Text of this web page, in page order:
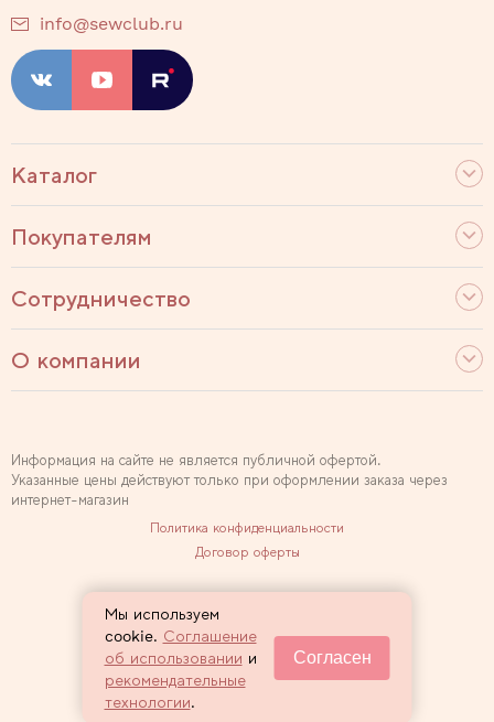
Каталог
Покупателям
Сотрудничество
О компании
info@sewclub.ru
2007 — 2026 Sewclub
Информация на сайте не является публичной офертой.
Указанные цены действуют только при оформлении заказа через
интернет-магазин
Политика конфиденциальности
Договор оферты
Мы используем
cookie. Соглашение
об использовании и
рекомендательные
технологии.
Согласен